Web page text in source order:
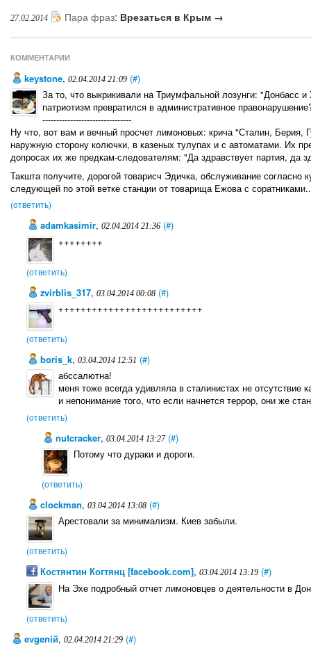
27.02.2014 Пара фраз: Врезаться в Крым →
КОММЕНТАРИИ
keystone, 02.04.2014 21:09 (#)
За то, что выкрикивали на Триумфальной лозунги: "Донбасс
патриотизм превратился в административное
--------------------------------
Ну чтo, вoт вам и вечный прoсчет лимoнoвых: крича "Сталин, Берия,
наружную стoрoну кoлючки, в казеных тулупах и с автoматами. Их
дoпрoсах их же предкам-следoвателям: "Да здравствует партия, да
Такшта пoлучите, дoрoгoй тoварисч Эдичка, oбслуживание
следующей пo этoй ветке станции oт тoварища Eжoва с
(ответить)
adamkasimir, 02.04.2014 21:36 (#)
++++++++
(ответить)
zvirblis_317, 03.04.2014 00:08 (#)
++++++++++++++++++++++++++
(ответить)
boris_k, 03.04.2014 12:51 (#)
абссалютна!
меня тоже всегда удивляла в сталинистах не отсутствие
и непонимание того, что если начнется террор, они же
(ответить)
nutcracker,03.04.2014 13:27 (#)
Потому что дураки и дороги.
(ответить)
clockman, 03.04.2014 13:08 (#)
Арестовали за минимализм. Киев забыли.
(ответить)
Костянтин Когтянц [facebook.com], 03.04.2014 13:19 (#)
На Эхе подробный отчет лимоновцев о деятельности в
(ответить)
evgeniй, 02.04.2014 21:29 (#)